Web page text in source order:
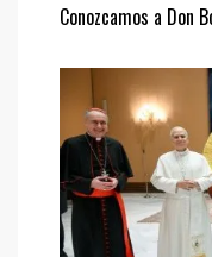
Conozcamos a Don